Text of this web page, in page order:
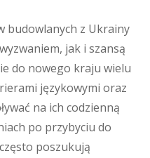
budowlanych z Ukrainy
jak i szansą
do nowego kraju wielu
językowymi oraz
na ich codzienną
po przybyciu do
poszukują